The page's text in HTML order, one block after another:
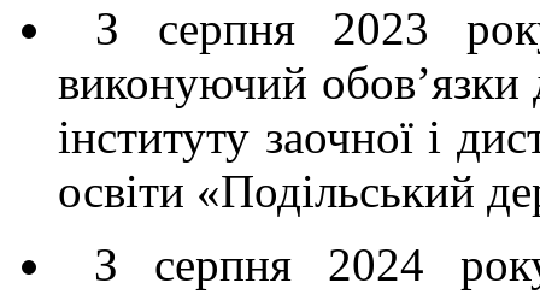
З серпня 2023
виконуючий обов’язки
інституту заочної і
освіти «Подільський
З серпня 2024